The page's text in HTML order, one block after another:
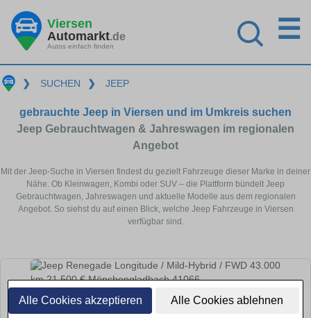
Alle Cookies akzeptieren Alle Cookies ablehnen
Viersen
Automarkt.de
Autos einfach finden
☰
❯ SUCHEN ❯ JEEP
gebrauchte Jeep in Viersen und im Umkreis suchen
Jeep Gebrauchtwagen & Jahreswagen im regionalen
Angebot
Mit der Jeep-Suche in Viersen findest du gezielt Fahrzeuge dieser Marke in deiner
Nähe. Ob Kleinwagen, Kombi oder SUV – die Plattform bündelt Jeep
Gebrauchtwagen, Jahreswagen und aktuelle Modelle aus dem regionalen
Angebot. So siehst du auf einen Blick, welche Jeep Fahrzeuge in Viersen
verfügbar sind.